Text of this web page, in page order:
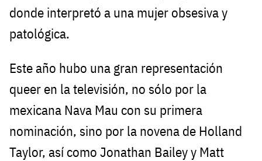
donde interpretó a una mujer obsesiva y
patológica.
Este año hubo una gran representación
queer en la televisión, no sólo por la
mexicana Nava Mau con su primera
nominación, sino por la novena de Holland
Taylor, así como Jonathan Bailey y Matt